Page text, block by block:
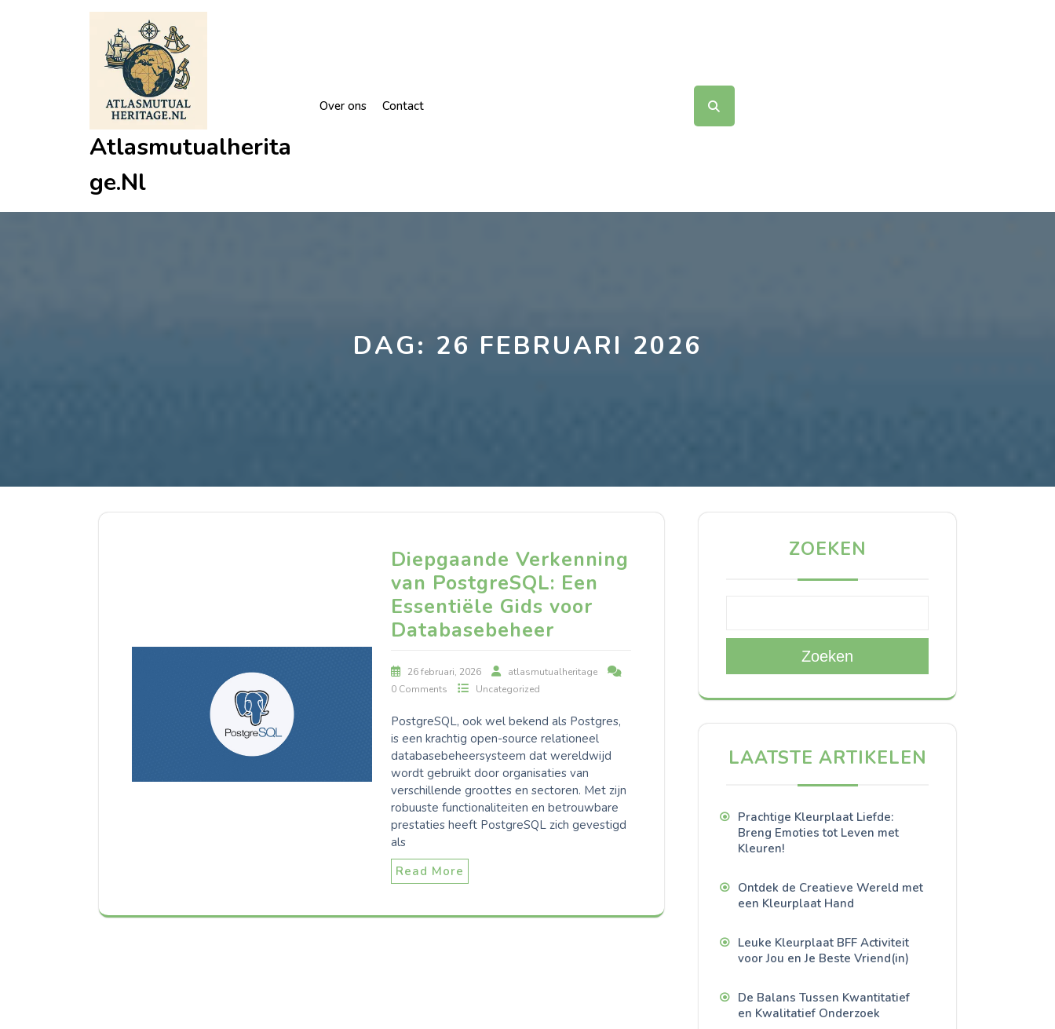
Atlasmutualherita
Ge.nl
Over ons Contact
DAG: 26 FEBRUARI 2026
Diepgaande Verkenning
van PostgreSQL: Een
Essentiële Gids voor
Databasebeheer
26 februari, 2026
atlasmutualheritage
0 Comments
Uncategorized
PostgreSQL, ook wel bekend als Postgres,
is een krachtig open-source relationeel
databasebeheersysteem dat wereldwijd
wordt gebruikt door organisaties van
verschillende groottes en sectoren. Met zijn
robuuste functionaliteiten en betrouwbare
prestaties heeft PostgreSQL zich gevestigd
als
Read More
ZOEKEN
Zoeken
LAATSTE ARTIKELEN
Prachtige Kleurplaat Liefde:
Breng Emoties tot Leven met
Kleuren!
Ontdek de Creatieve Wereld met
een Kleurplaat Hand
Leuke Kleurplaat BFF Activiteit
voor Jou en Je Beste Vriend(in)
De Balans Tussen Kwantitatief
en Kwalitatief Onderzoek